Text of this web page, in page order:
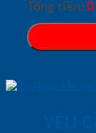
Tổng tiền: 0
YÊU